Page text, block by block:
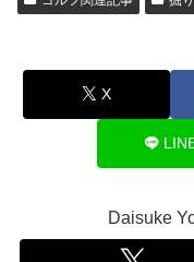
X
Daisuke